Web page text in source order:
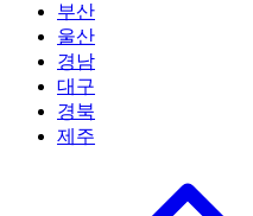
부산
울산
경남
대구
경북
제주